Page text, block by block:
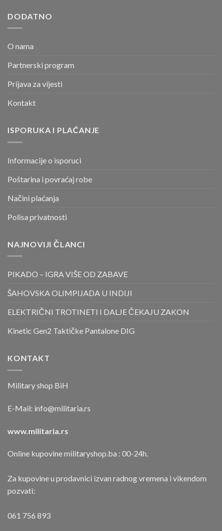
DODATNO
O nama
Partnerski program
Prijava za vijesti
Kontakt
ISPORUKA I PLAĆANJE
Informacije o isporuci
Poštarina i povraćaj robe
Načini plaćanja
Polisa privatnosti
NAJNOVIJI ČLANCI
PIKADO – IGRA VIŠE OD ZABAVE
ŠAHOVSKA OLIMPIJADA U INDIJI
ELEKTRIČNI TROTINETI I DALJE ČEKAJU ZAKON
Kinetic Gen2 Taktičke Pantalone DIG
KONTAKT
Military shop BiH
E-Mail: info@militaria.rs
www.militaria.rs
Online kupovine militaryshop.ba : 00-24h.
Za kupovine u prodavnici izvan radnog vremena i vikendom
pozvati:
061 756 893